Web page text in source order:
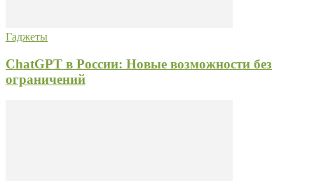
Гаджеты
ChatGPT в России: Новые возможности без
ограничений